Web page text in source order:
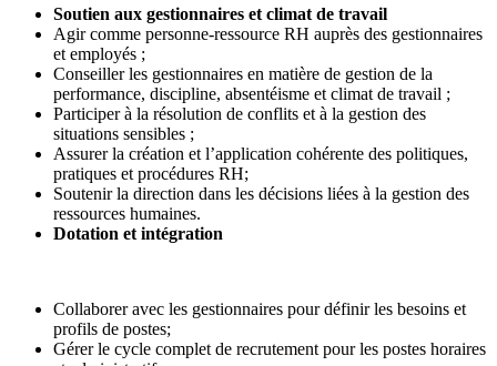
Soutien aux gestionnaires et climat de travail
Agir comme personne-ressource RH auprès des gestionnaires
et employés ;
Conseiller les gestionnaires en matière de gestion de la
performance, discipline, absentéisme et climat de travail ;
Participer à la résolution de conflits et à la gestion des
situations sensibles ;
Assurer la création et l’application cohérente des politiques,
pratiques et procédures RH;
Soutenir la direction dans les décisions liées à la gestion des
ressources humaines.
Dotation et intégration
Collaborer avec les gestionnaires pour définir les besoins et
profils de postes;
Gérer le cycle complet de recrutement pour les postes horaires